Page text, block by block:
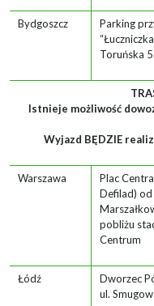
Bydgoszcz
Parking
Toruńska
Istnieje możliwość
Wyjazd BĘDZIE
Warszawa
Plac
Defilad)
pobliżu
Centrum
Łódź
Dworzec
ul.